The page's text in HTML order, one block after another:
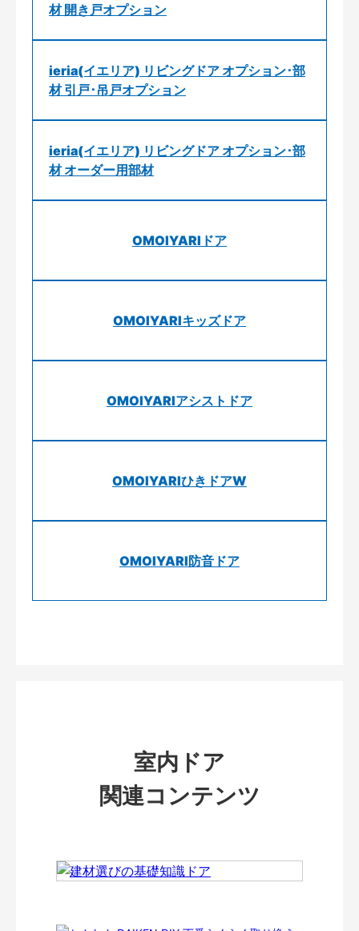
材 開き戸オプション
ieria(イエリア) リビングドア オプション･部
材 引戸･吊戸オプション
ieria(イエリア) リビングドア オプション･部
材 オーダー用部材
OMOIYARIドア
OMOIYARIキッズドア
OMOIYARIアシストドア
OMOIYARIひきドアW
OMOIYARI防音ドア
室内ドア
関連コンテンツ